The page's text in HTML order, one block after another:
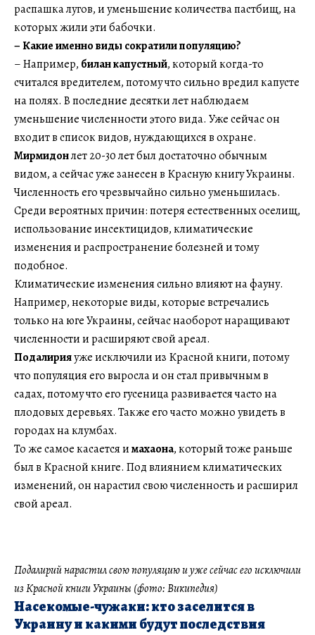
распашка лугов, и уменьшение количества пастбищ, на
которых жили эти бабочки.
– Какие именно виды сократили популяцию?
– Например, билан капустный, который когда-то
считался вредителем, потому что сильно вредил капусте
на полях. В последние десятки лет наблюдаем
уменьшение численности этого вида. Уже сейчас он
входит в список видов, нуждающихся в охране.
Мирмидонлет 20-30 лет был достаточно обычным
видом, а сейчас уже занесен в Красную книгу Украины.
Численность его чрезвычайно сильно уменьшилась.
Среди вероятных причин: потеря естественных оселищ,
использование инсектицидов, климатические
изменения и распространение болезней и тому
подобное.
Климатические изменения сильно влияют на фауну.
Например, некоторые виды, которые встречались
только на юге Украины, сейчас наоборот наращивают
численности и расширяют свой ареал.
Подалирияуже исключили из Красной книги, потому
что популяция его выросла и он стал привычным в
садах, потому что его гусеница развивается часто на
плодовых деревьях. Также его часто можно увидеть в
городах на клумбах.
То же самое касается имахаона, который тоже раньше
был в Красной книге. Под влиянием климатических
изменений, он нарастил свою численность и расширил
свой ареал.
Подалирий нарастил свою популяцию и уже сейчас его исключили
из Красной книги Украины (фото: Википедия)
Насекомые-чужаки: кто заселится в
Украину и какими будут последствия